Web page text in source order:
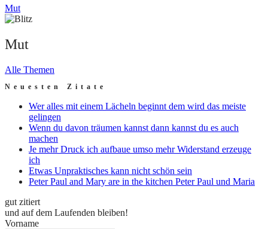
Mut
Mut
Alle Themen
Neuesten Zitate
Wer alles mit einem Lächeln beginnt dem wird das meiste
gelingen
Wenn du davon träumen kannst dann kannst du es auch
machen
Je mehr Druck ich aufbaue umso mehr Widerstand erzeuge
ich
Etwas Unpraktisches kann nicht schön sein
Peter Paul and Mary are in the kitchen Peter Paul und Maria
gut zitiert
und auf dem Laufenden bleiben!
Vorname